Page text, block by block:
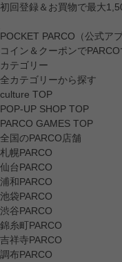
初回登録＆お買物で最大
POCKET PARCO（公式アプ
コイン＆クーポンで
カテゴリー
全カテゴリーから探す
culture TOP
POP-UP SHOP TOP
PARCO GAMES TOP
全国のPARCO店舗
札幌PARCO
仙台PARCO
浦和PARCO
池袋PARCO
渋谷PARCO
錦糸町PARCO
吉祥寺PARCO
調布PARCO